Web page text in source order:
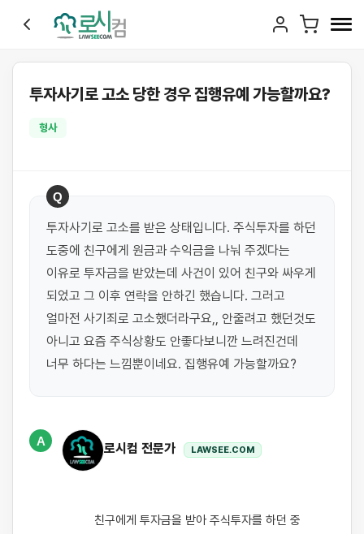
투자사기로 고소 당한 경우 집행유예 가능할까요?
형사
Q
투자사기로 고소를 받은 상태입니다. 주식투자를 하던
도중에 친구에게 원금과 수익금을 나눠 주겠다는
이유로 투자금을 받았는데 사건이 있어 친구와 싸우게
되었고 그 이후 연락을 안하긴 했습니다. 그러고
얼마전 사기죄로 고소했더라구요,, 안줄려고 했던것도
아니고 요즘 주식상황도 안좋다보니깐 느려진건데
너무 하다는 느낌뿐이네요. 집행유예 가능할까요?
A
로시컴 전문가 LAWSEE.COM